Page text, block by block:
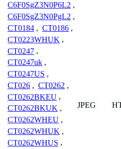
C6F0SgZ3N0P6L2 ,
C6F0SgZ3N0PgL2 ,
CT0184 , CT0186 ,
CT0223WHUK ,
CT0247 ,
CT0247uk ,
CT0247US ,
CT026 , CT0262 ,
CT0262BKEU ,
CT0262BKUK ,
CT0262WHEU ,
CT0262WHUK ,
CT0262WHUS ,
JPEG